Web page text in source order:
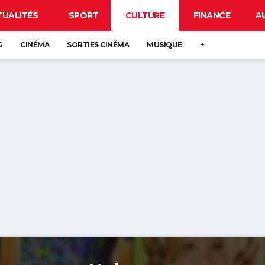
SPORT CULTURE FINANCE
CINÉMA SORTIES CINÉMA MUSIQUE +